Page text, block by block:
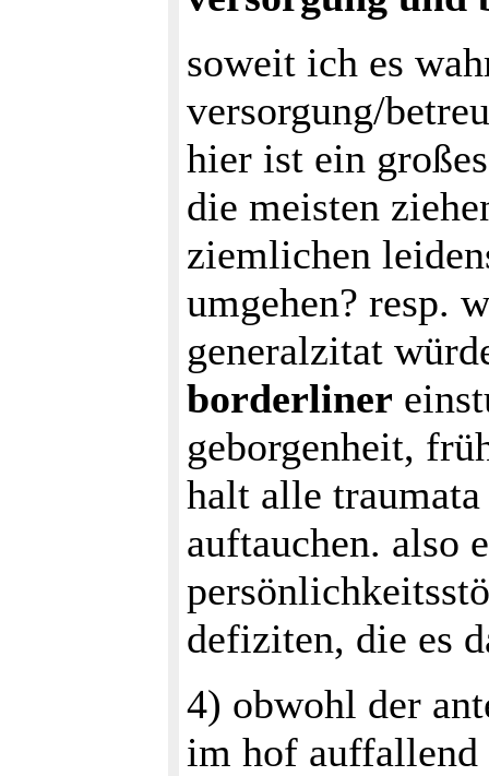
soweit ich es
versorgung/
hier ist ein
die meisten
ziemlichen
umgehen? resp.
generalzitat
borderliner
geborgenheit,
halt alle
auftauchen. also
defiziten, die es
4) obwohl der
im hof auffallend